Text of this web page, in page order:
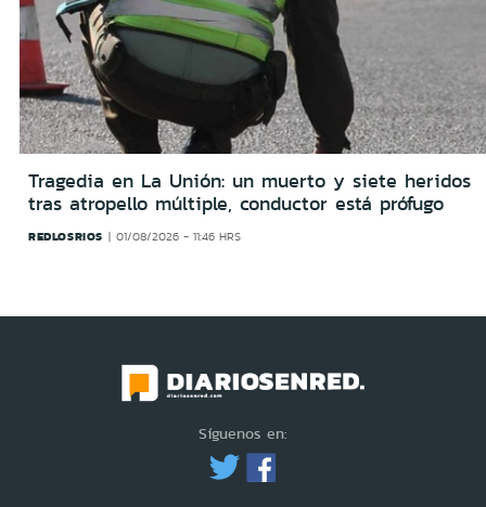
Tragedia en La Unión: un muerto y siete heridos
tras atropello múltiple, conductor está prófugo
REDLOSRIOS 01/08/2026 - 11:46 HRS
Síguenos en: